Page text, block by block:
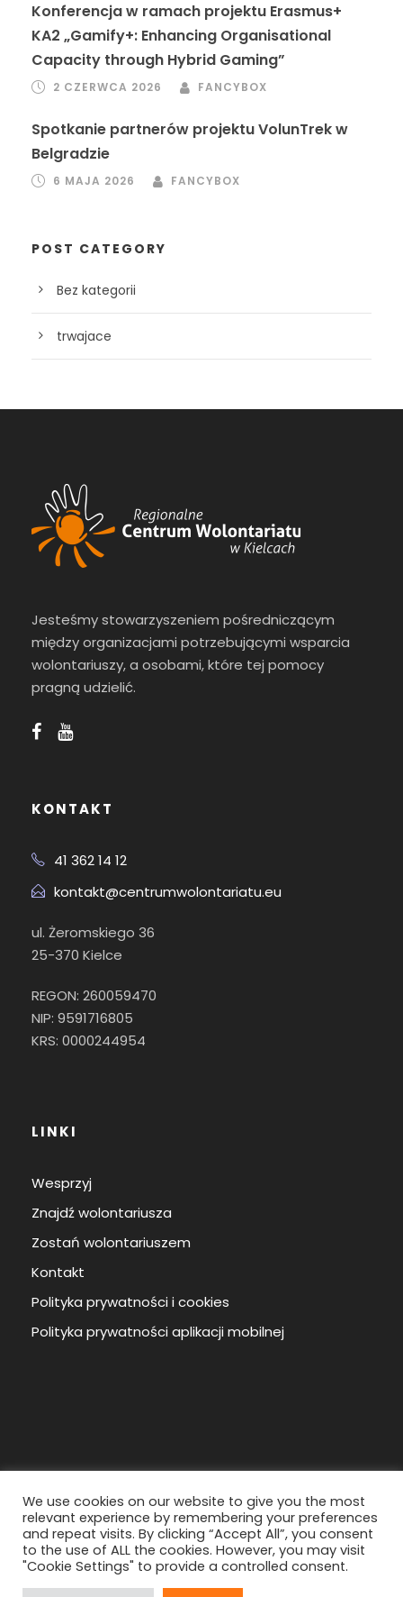
Konferencja w ramach projektu Erasmus+
KA2 „Gamify+: Enhancing Organisational
Capacity through Hybrid Gaming”
2 CZERWCA 2026 FANCYBOX
Spotkanie partnerów projektu VolunTrek w
Belgradzie
6 MAJA 2026 FANCYBOX
POST CATEGORY
Bez kategorii
trwajace
Jesteśmy stowarzyszeniem pośredniczącym
między organizacjami potrzebującymi wsparcia
wolontariuszy, a osobami, które tej pomocy
pragną udzielić.
KONTAKT
41 362 14 12
kontakt@centrumwolontariatu.eu
ul. Żeromskiego 36
25-370 Kielce
REGON: 260059470
NIP: 9591716805
KRS: 0000244954
LINKI
Wesprzyj
Znajdź wolontariusza
Zostań wolontariuszem
Kontakt
Polityka prywatności i cookies
Polityka prywatności aplikacji mobilnej
Copyright ©2026Regionalne Centrum
We use cookies on our website to give you the most
relevant experience by remembering your preferences
and repeat visits. By clicking “Accept All”, you consent
to the use of ALL the cookies. However, you may visit
"Cookie Settings" to provide a controlled consent.